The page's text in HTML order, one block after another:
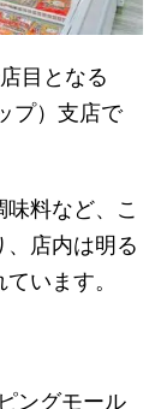
目となる
プ）支店で
料など、こ
店内は明る
います。
ングモール